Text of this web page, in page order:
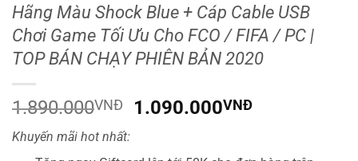
Hãng Màu Shock Blue + Cáp Cable USB
Chơi Game Tối Ưu Cho FCO / FIFA / PC |
TOP BÁN CHẠY PHIÊN BẢN 2020
1.890.000VNĐ
Giá
1.090.000VNĐGiá
Khuyến mãi hot nhất: